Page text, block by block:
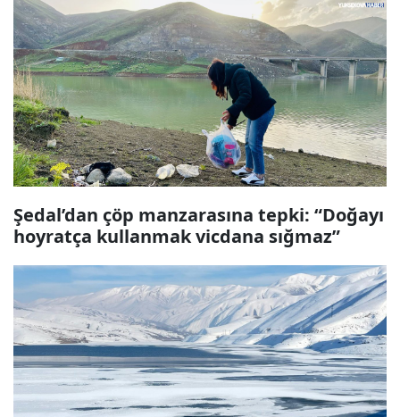
Şedal’dan çöp manzarasına tepki: “Doğayı
hoyratça kullanmak vicdana sığmaz”